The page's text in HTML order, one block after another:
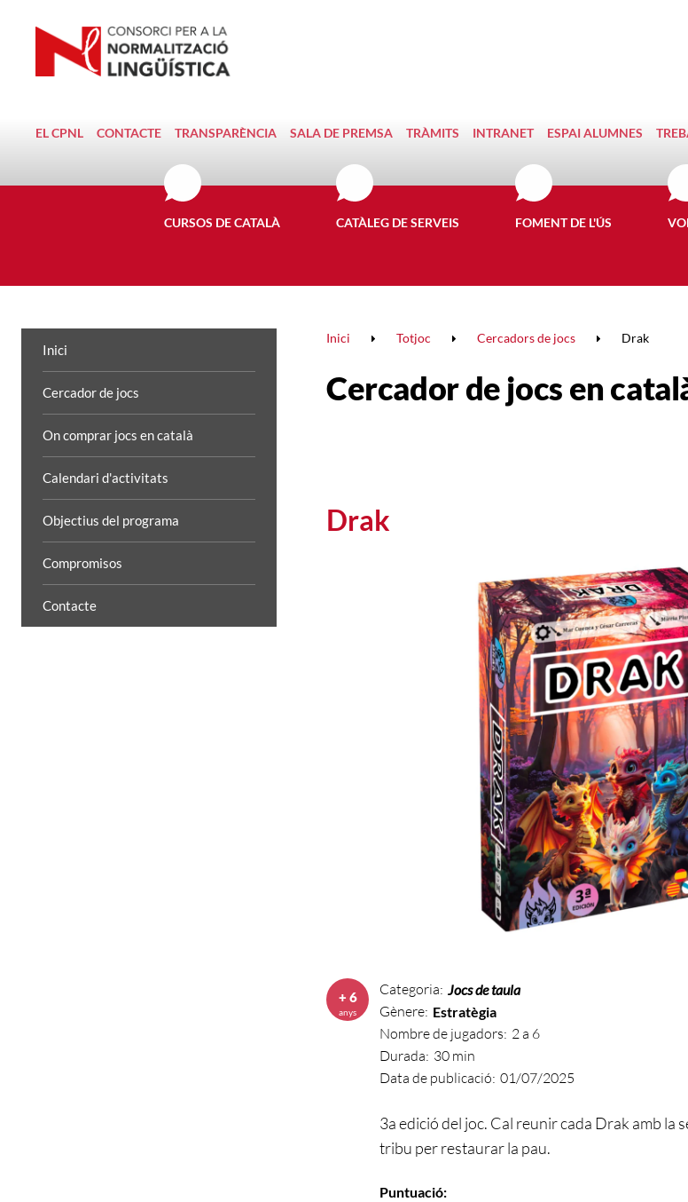
EL CPNL CONTACTE TRANSPARÈNCIA SALA DE PREMSA TRÀMITS INTRANET ESPAI ALUMNES
CURSOS DE CATALÀ CATÀLEG DE SERVEIS FOMENT DE L'ÚS
Inici
Cercador de jocs
On comprar jocs en català
Calendari d'activitats
Objectius del programa
Compromisos
Contacte
Inici Totjoc Cercadors de jocs Drak
Cercador de jocs en
Drak
Categoria: Jocs de taula
Gènere: Estratègia
Nombre de jugadors: 2 a 6
Durada: 30 min
Data de publicació: 01/07/2025
3a edició del joc. Cal reunir cada Drak amb la
tribu per restaurar la pau.
Puntuació:
+ 6
anys